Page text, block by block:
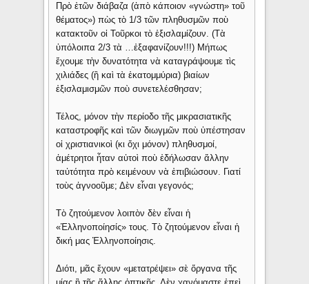
Πρὸ ἐτῶν διάβαζα (ἀπὸ κάποιον «γνώστη» τοῦ
θέματος») πὼς τὸ 1/3 τῶν πληθυσμῶν ποὺ
κατακτοῦν οἱ Τοῦρκοι τὸ ἐξισλαμίζουν. (Τὰ
ὑπόλοιπα 2/3 τὰ …ἐξαφανίζουν!!!) Μήπως
ἔχουμε τὴν δυνατότητα νὰ καταγράψουμε τὶς
χιλιάδες (ἢ καὶ τὰ ἑκατομμύρια) βιαίων
ἐξισλαμισμῶν ποὺ συνετελέσθησαν;
Τέλος, μόνον τὴν περίοδο τῆς μικρασιατικῆς
καταστροφῆς καὶ τῶν διωγμῶν ποὺ ὑπέστησαν
οἱ χριστιανικοὶ (κι ὄχι μόνον) πληθυσμοί,
ἀμέτρητοι ἦταν αὐτοὶ ποὺ ἐδήλωσαν ἄλλην
ταὐτότητα πρὸ κειμένουν νὰ ἐπιβιώσουν. Γιατί
τοὺς ἀγνοοῦμε; Δὲν εἶναι γεγονός;
Τὸ ζητούμενον λοιπὸν δὲν εἶναι ἡ
«Ἑλληνοποίησίς» τους. Τὸ ζητούμενον εἶναι ἡ
δική μας Ἑλληνοποίησις.
Διότι, μᾶς ἔχουν «μετατρέψει» σὲ ὄργανα τῆς